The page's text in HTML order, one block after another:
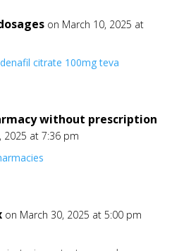
on March 10, 2025 at
citrate 100mg teva
without prescription
2025 at 7:36 pm
on March 30, 2025 at 5:00 pm